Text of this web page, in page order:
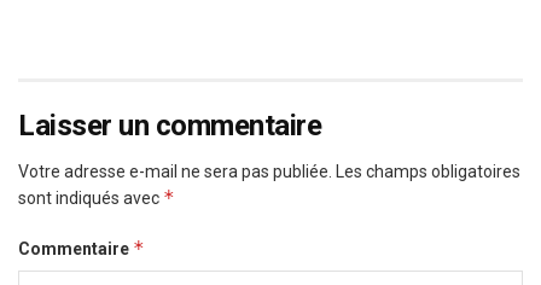
Laisser un commentaire
Votre adresse e-mail ne sera pas publiée.
Les champs obligatoires
sont indiqués avec *
Commentaire *